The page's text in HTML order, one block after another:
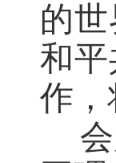
的
和
作，